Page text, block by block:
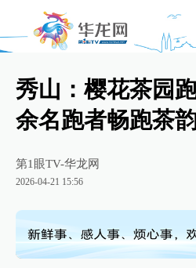
秀山：樱花茶园
余名跑者畅跑茶
第1眼TV-华龙网
2026-04-21 15:56